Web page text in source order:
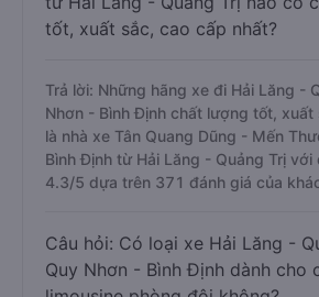
tốt, xuất sắc, cao cấp nhất?
Trả lời: Những hãng xe đi Hải Lăng -
Nhơn - Bình Định chất lượng tốt, xuất
là nhà xe Tân Quang Dũng - Mến
Bình Định từ Hải Lăng - Quảng Trị
4.3/5 dựa trên 371 đánh giá của
Câu hỏi: Có loại xe Hải Lăng -
Quy Nhơn - Bình Định dành cho